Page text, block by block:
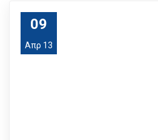
09
Απρ 13